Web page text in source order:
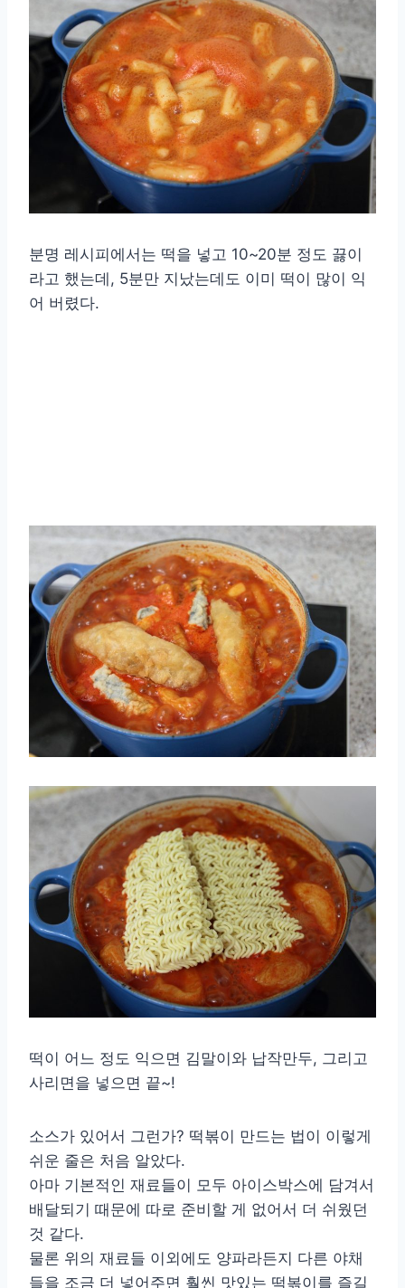
분명 레시피에서는 떡을 넣고 10~20분 정도 끓이
라고 했는데, 5분만 지났는데도 이미 떡이 많이 익
어 버렸다.
떡이 어느 정도 익으면 김말이와 납작만두, 그리고
사리면을 넣으면 끝~!
소스가 있어서 그런가? 떡볶이 만드는 법이 이렇게
쉬운 줄은 처음 알았다.
아마 기본적인 재료들이 모두 아이스박스에 담겨서
배달되기 때문에 따로 준비할 게 없어서 더 쉬웠던
것 같다.
물론 위의 재료들 이외에도 양파라든지 다른 야채
들을 조금 더 넣어주면 훨씬 맛있는 떡볶이를 즐길